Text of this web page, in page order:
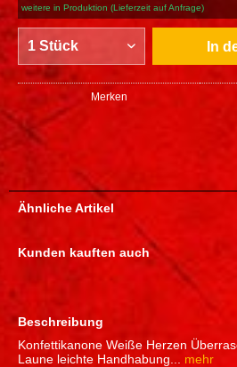
weitere in Produktion (Lieferzeit auf Anfrage)
In
Merken
Ähnliche Artikel
Kunden kauften auch
Beschreibung
Konfettikanone Weiße Herzen
Laune leichte Handhabung...
mehr